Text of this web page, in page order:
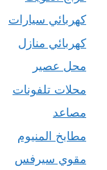
كهربائي سيارات
كهربائي منازل
محل عصير
محلات تلفونات
مصاعد
مطابخ المنيوم
مقوي سيرفس